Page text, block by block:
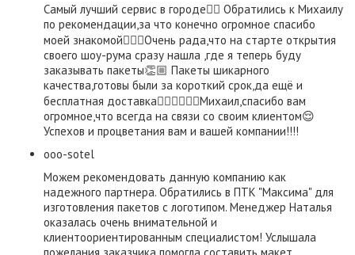
Самый лучший сервис в городе👌🏼 Обратились к Михаилу
по рекомендации,за что конечно огромное спасибо
моей знакомой👍🏼😃Очень рада,что на старте открытия
своего шоу-рума сразу нашла ,где я теперь буду
заказывать пакеты👏🏼 Пакеты шикарного
качества,готовы были за короткий срок,да ещё и
бесплатная доставка👍🏼👍🏼👍🏼Михаил,спасибо вам
огромное,что всегда на связи со своим клиентом😌
Успехов и процветания вам и вашей компании!!!!
ooo-sotel
Можем рекомендовать данную компанию как
надежного партнера. Обратились в ПТК "Максима" для
изготовления пакетов с логотипом. Менеджер Наталья
оказалась очень внимательной и
клиентоориентированным специалистом! Услышала